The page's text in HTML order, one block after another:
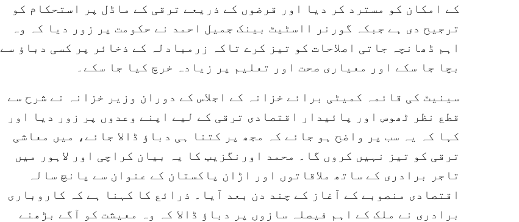
کے امکان کو مسترد کر دیا اور قرضوں کے ذریعے ترقی کے ماڈل پر استحکام کو
ترجیح دی ہے جبکہ گورنر ااسٹیٹ بینک جمیل احمد نے حکومت پر زور دیا کہ وہ
اہم ڈھانچہ جاتی اصلاحات کو تیز کرے تاکہ زرمبادلہ کے ذخائر پر کسی دباؤ سے
بچا جا سکے اور معیاری صحت اور تعلیم پر زیادہ خرچ کیا جا سکے۔
سینیٹ کی قائمہ کمیٹی برائے خزانہ کے اجلاس کے دوران وزیر خزانہ نے شرح سے
قطع نظر ٹھوس اور پائیدار اقتصادی ترقی کے لیے اپنے وعدوں پر زور دیا اور
کہا کہ یہ سب پر واضح ہو جائے کہ مجھ پر کتنا ہی دباؤ ڈالا جائے، میں معاشی
ترقی کو تیز نہیں کروں گا۔ محمد اورنگزیب کا یہ بیان کراچی اور لاہور میں
تاجر برادری کے ساتھ ملاقاتوں اور اڑان پاکستان کے عنوان سے پانچ سالہ
اقتصادی منصوبے کے آغاز کے چند دن بعد آیا۔ ذرائع کا کہنا ہے کہ کاروباری
برادری نے ملک کے اہم فیصلہ سازوں پر دباؤ ڈالا کہ وہ معیشت کو آگے بڑھنے